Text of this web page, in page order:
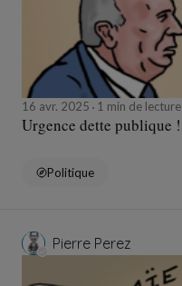
16 avr. 2025 1 min de lecture
Urgence dette publique !
Politique
Pierre Perez